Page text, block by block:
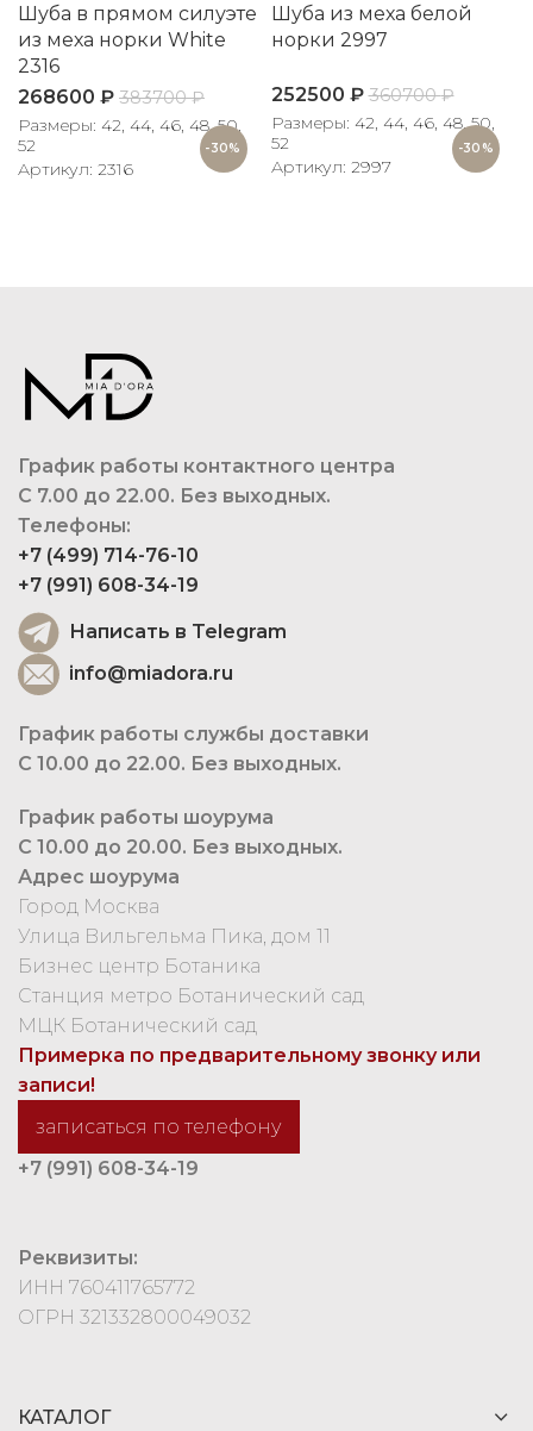
-30%
Шуба в прямом силуэте
из меха норки White
2316
268600 ₽ 383700₽
Размеры: 42, 44, 46, 48, 50,
52
Артикул: 2316
-30%
Шуба из меха белой
норки 2997
252500 ₽ 360700₽
Размеры: 42, 44, 46, 48, 50,
52
Артикул: 2997
График работы контактного центра
С 7.00 до 22.00. Без выходных.
Телефоны:
+7 (499) 714-76-10
+7 (991) 608-34-19
Написать в Telegram
info@miadora.ru
График работы службы доставки
С 10.00 до 22.00. Без выходных.
График работы шоурума
С 10.00 до 20.00. Без выходных.
Адрес шоурума
Город Москва
Улица Вильгельма Пика, дом 11
Бизнес центр Ботаника
Станция метро Ботанический сад
МЦК Ботанический сад
Примерка по предварительному звонку или
записи!
записаться по телефону
+7 (991) 608-34-19
Реквизиты:
ИНН 760411765772
ОГРН 321332800049032
КАТАЛОГ